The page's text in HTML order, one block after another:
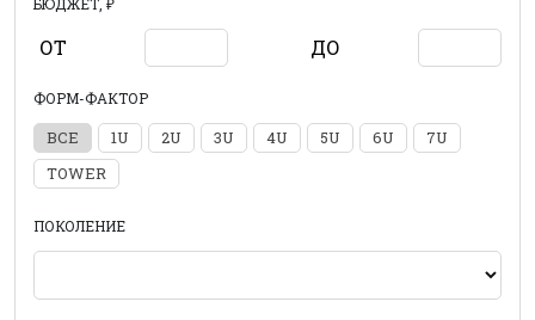
ОТ ДО
ФОРМ-ФАКТОР
ВСЕ 1U 2U 3U 4U 5U 6U
7U
TOWER
ПОКОЛЕНИЕ